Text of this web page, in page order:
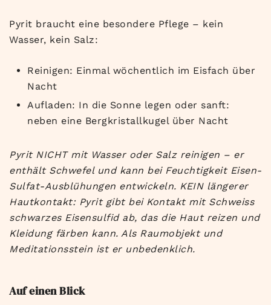
Pyrit braucht eine besondere Pflege – kein
Wasser, kein Salz:
Reinigen: Einmal wöchentlich im Eisfach über
Nacht
Aufladen: In die Sonne legen oder sanft:
neben eine Bergkristallkugel über Nacht
Pyrit NICHT mit Wasser oder Salz reinigen – er
enthält Schwefel und kann bei Feuchtigkeit Eisen-
Sulfat-Ausblühungen entwickeln. KEIN längerer
Hautkontakt: Pyrit gibt bei Kontakt mit Schweiss
schwarzes Eisensulfid ab, das die Haut reizen und
Kleidung färben kann. Als Raumobjekt und
Meditationsstein ist er unbedenklich.
Auf einen Blick